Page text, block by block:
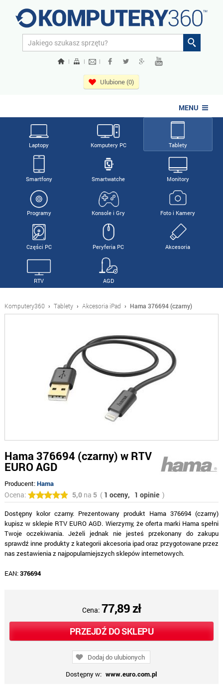
| | |
Ulubione (0)
MENU
Laptopy Komputery PC Tablety
Smartfony Smartwatche Monitory
Programy Konsole i Gry Foto i Kamery
Części PC Peryferia PC Akcesoria
RTV AGD
Komputery360 › Tablety › Akcesoria iPad › Hama 376694 (czarny)
Hama 376694 (czarny) w RTV
EURO AGD
Producent:Hama
Ocena: 5,0na 5( 1 oceny, 1 opinie )
Dostępny kolor czarny. Prezentowany produkt Hama 376694 (czarny)
kupisz w sklepie RTV EURO AGD. Wierzymy, że oferta marki Hama spełni
Twoje oczekiwania. Jeżeli jednak nie jesteś przekonany do zakupu
sprawdź inne produkty z kategorii akcesoria ipad oraz przygotowane przez
nas zestawienia z najpopularniejszych sklepów internetowych.
EAN:376694
Cena: 77,89 zł
PRZEJDŹ DO SKLEPU
Dodaj do ulubionych
Dostępny w: www.euro.com.pl